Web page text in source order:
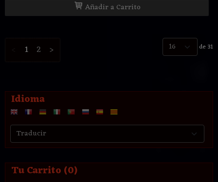
Idioma
Tu Carrito (0)
Añadir a Carrito
1 2 > de 31